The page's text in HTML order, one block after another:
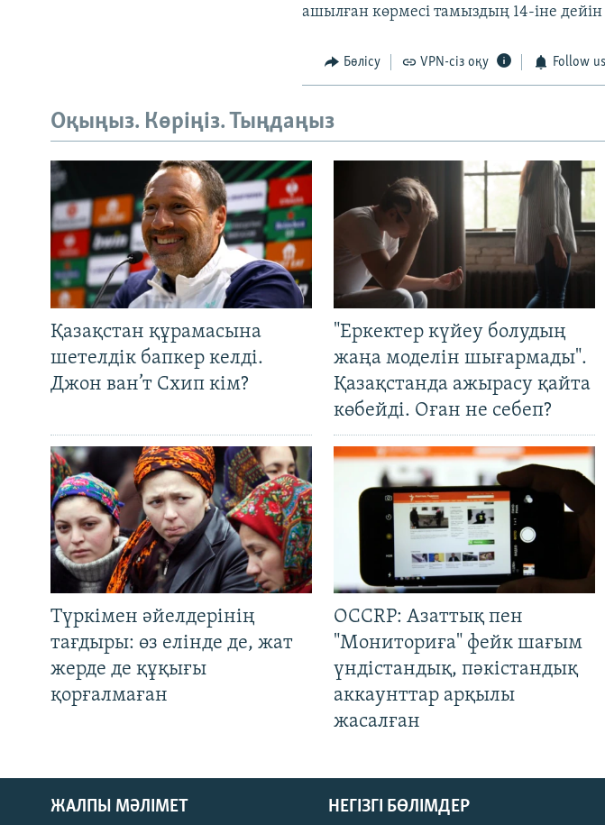
ашылған көрмесі тамыздың 14-іне
Бөлісу VPN-сіз оқу Follow us
Оқыңыз. Көріңіз. Тыңдаңыз
Қазақстан құрамасына
шетелдік бапкер келді.
Джон ван’т Схип кім?
"Еркектер күйеу болудың
жаңа моделін шығармады".
Қазақстанда ажырасу қайта
көбейді. Оған не себеп?
Түркімен әйелдерінің
тағдыры: өз елінде де, жат
жерде де құқығы
қорғалмаған
OCCRP: Азаттық пен
"Мониториға" фейк шағым
үндістандық, пәкістандық
аккаунттар арқылы
жасалған
ЖАЛПЫ МӘЛІМЕТ НЕГІЗГІ БӨЛІМДЕР